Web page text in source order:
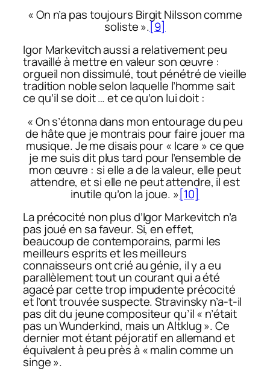
« On n’a pas toujours Birgit Nilsson comme
soliste ».[9]
Igor Markevitch aussi a relativement peu
travaillé à mettre en valeur son œuvre :
orgueil non dissimulé, tout pénétré de vieille
tradition noble selon laquelle l’homme sait
ce qu’il se doit … et ce qu’on lui doit :
« On s’étonna dans mon entourage du peu
de hâte que je montrais pour faire jouer ma
musique. Je me disais pour « Icare » ce que
je me suis dit plus tard pour l’ensemble de
mon œuvre : si elle a de la valeur, elle peut
attendre, et si elle ne peut attendre, il est
inutile qu’on la joue. »[10]
La précocité non plus d’Igor Markevitch n’a
pas joué en sa faveur. Si, en effet,
beaucoup de contemporains, parmi les
meilleurs esprits et les meilleurs
connaisseurs ont crié au génie, il y a eu
parallèlement tout un courant qui a été
agacé par cette trop impudente précocité
et l’ont trouvée suspecte. Stravinsky n’a-t-il
pas dit du jeune compositeur qu’il « n’était
pas un Wunderkind, mais un Altklug ». Ce
dernier mot étant péjoratif en allemand et
équivalent à peu près à « malin comme un
singe ».